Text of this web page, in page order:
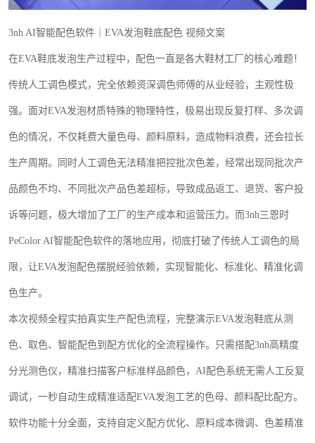
3nh AI智能配色软件｜ EVA发泡鞋底配色 视频文案
在EVA鞋底发泡生产过程中，配色一直是各大鞋材工厂的核心难题！
传统人工调色模式，完全依赖资深调色师傅的从业经验，主观性极
强。面对EVA发泡材质特殊的物理特性，极易出现反复打样、多次调
色的情况，不仅耗费大量色母、颜料原料，造成物料浪费，还会拉长
生产周期。同时人工调色无法精准把控批次色差，经常出现同批次产
品颜色不均、不同批次产品色差超标，导致成品返工、退货、客户投
诉等问题，极大增加了工厂的生产成本和运营压力。而3nh三恩时
PeColor AI智能配色软件的落地应用，彻底打破了传统人工调色的局
限，让EVA发泡配色摆脱经验依赖，实现智能化、标准化、精准化调
色生产。
本次视频全程实拍真实生产配色流程，完整演示EVA发泡鞋底从测
色、取色、智能配色到配方优化的全流程操作。只需搭配3nh高精度
分光测色仪，精准扫描客户标准样品颜色， AI配色系统无需人工反复
调试，一秒自动生成精准适配EVA发泡工艺的色母、颜料配比配方。
软件功能十分全面，支持自定义配方优化、原料成本微调、色差精准